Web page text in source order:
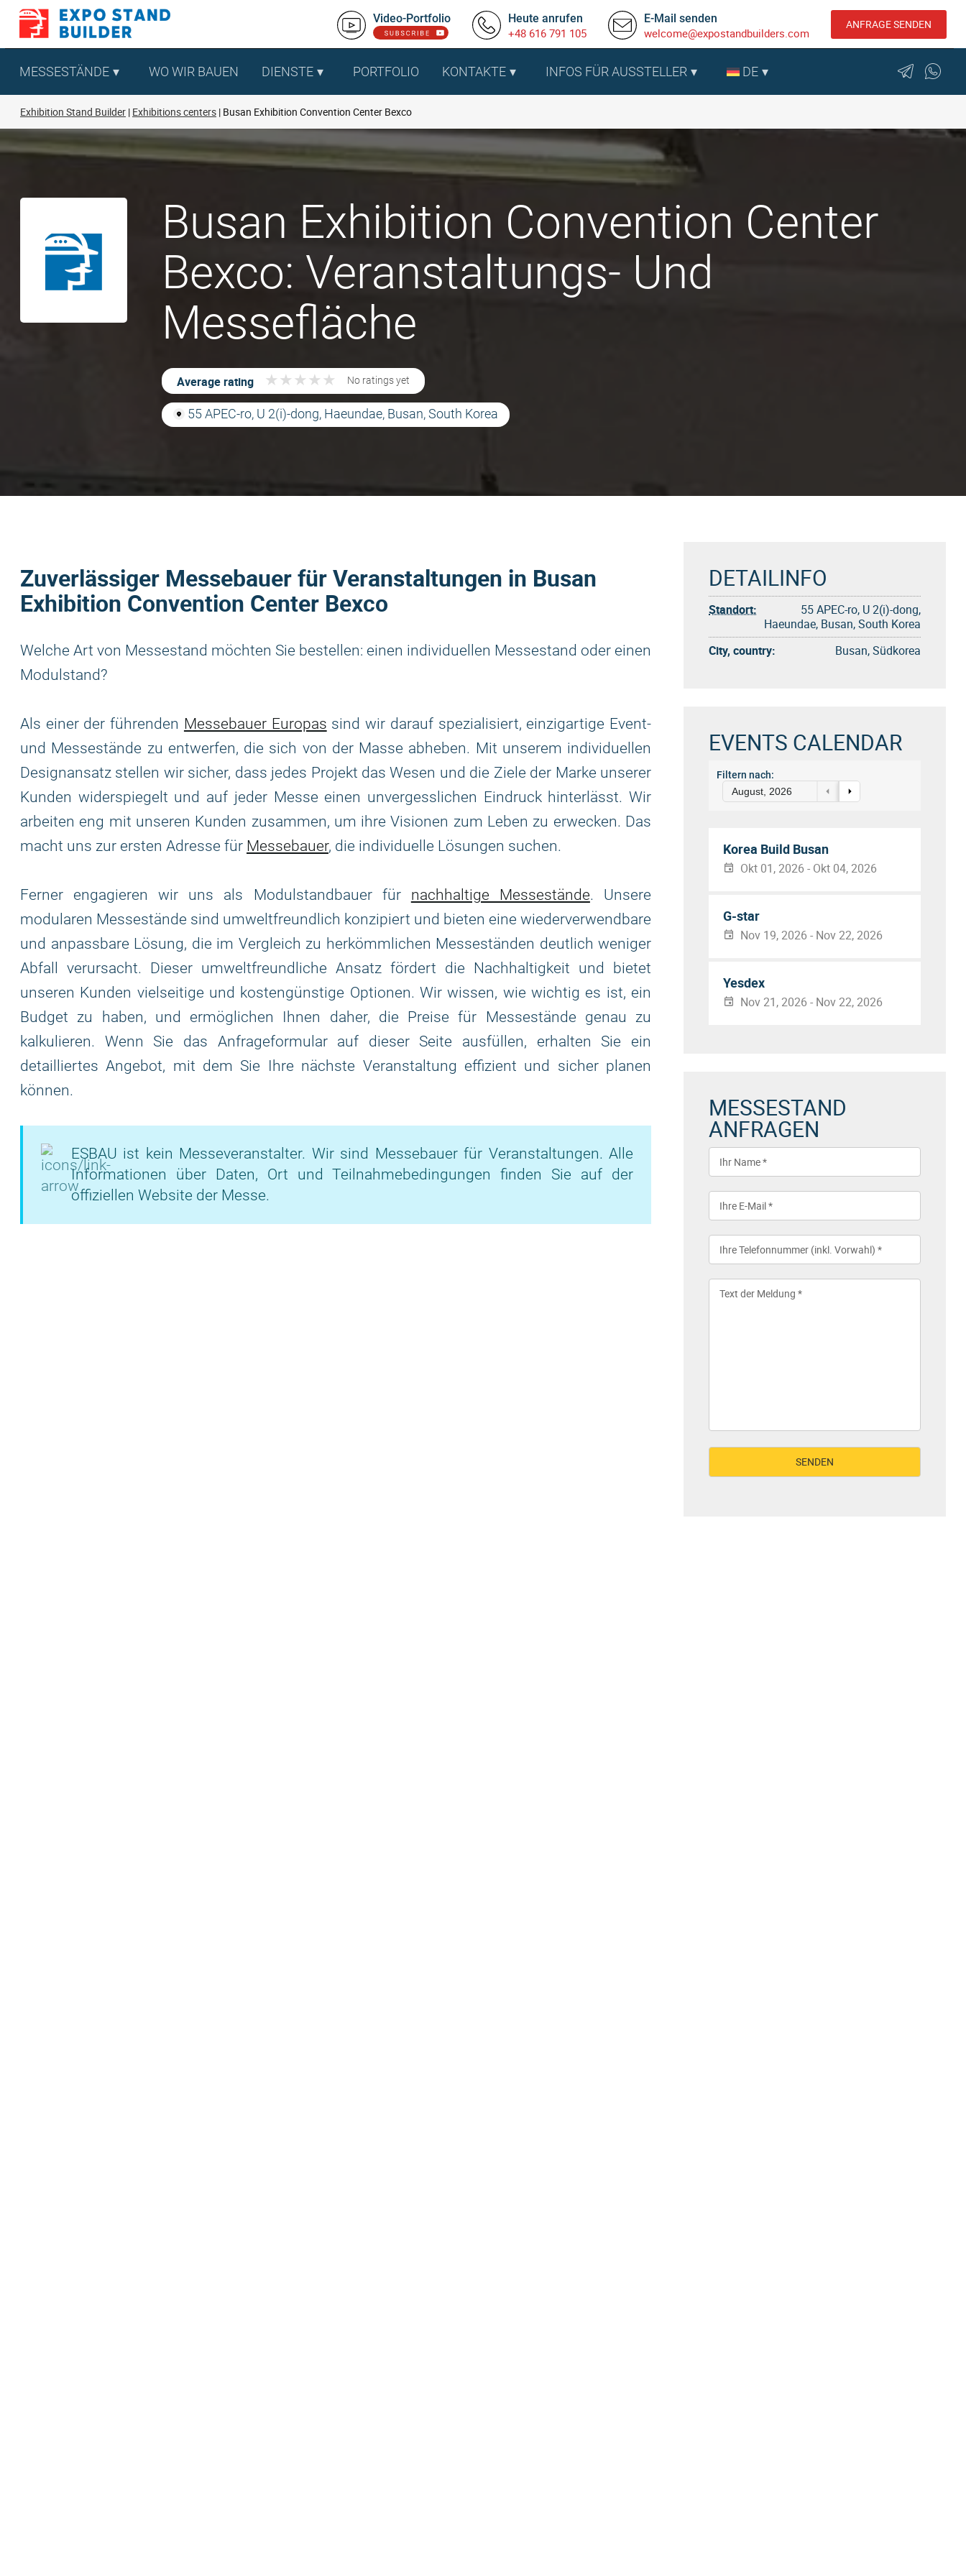
Zum
springen
Video-Portfolio Heute anrufen
+48 616 791 105
E-Mail senden
welcome@expostandbuilders.com
ANFRAGE SENDEN
MESSESTÄNDE WO WIR BAUEN DIENSTE PORTFOLIO KONTAKTE INFOS FÜR AUSSTELLER DE
Exhibition Stand Builder Exhibitions centers Busan Exhibition Convention Center Bexco
Busan Exhibition Convention Center
Bexco: Veranstaltungs- Und
Messefläche
Average rating ★ ★ ★ ★ ★
★ ★ ★ ★ ★ No ratings yet
55 APEC-ro, U 2(i)-dong, Haeundae, Busan, South Korea
Zuverlässiger Messebauer für Veranstaltungen in Busan
Exhibition Convention Center Bexco
Welche Art von Messestand möchten Sie bestellen: einen individuellen Messestand oder einen
Modulstand?
Als einer der führenden Messebauer Europas sind wir darauf spezialisiert, einzigartige Event-
und Messestände zu entwerfen, die sich von der Masse abheben. Mit unserem individuellen
Designansatz stellen wir sicher, dass jedes Projekt das Wesen und die Ziele der Marke unserer
Kunden widerspiegelt und auf jeder Messe einen unvergesslichen Eindruck hinterlässt. Wir
arbeiten eng mit unseren Kunden zusammen, um ihre Visionen zum Leben zu erwecken. Das
macht uns zur ersten Adresse für Messebauer, die individuelle Lösungen suchen.
Ferner engagieren wir uns als Modulstandbauer für nachhaltige Messestände. Unsere
modularen Messestände sind umweltfreundlich konzipiert und bieten eine wiederverwendbare
und anpassbare Lösung, die im Vergleich zu herkömmlichen Messeständen deutlich weniger
Abfall verursacht. Dieser umweltfreundliche Ansatz fördert die Nachhaltigkeit und bietet
unseren Kunden vielseitige und kostengünstige Optionen. Wir wissen, wie wichtig es ist, ein
Budget zu haben, und ermöglichen Ihnen daher, die Preise für Messestände genau zu
kalkulieren. Wenn Sie das Anfrageformular auf dieser Seite ausfüllen, erhalten Sie ein
detailliertes Angebot, mit dem Sie Ihre nächste Veranstaltung effizient und sicher planen
können.
ESBAU ist kein Messeveranstalter. Wir sind Messebauer für Veranstaltungen. Alle
Informationen über Daten, Ort und Teilnahmebedingungen finden Sie auf der
offiziellen Website der Messe.
DETAILINFO
Standort:
55 APEC-ro, U 2(i)-dong,
Haeundae, Busan, South Korea
City, country:
Busan, Südkorea
EVENTS CALENDAR
Filtern nach:
August, 2026
Korea Build Busan
Okt 01, 2026 - Okt 04, 2026
G-star
Nov 19, 2026 - Nov 22, 2026
Yesdex
Nov 21, 2026 - Nov 22, 2026
MESSESTAND
ANFRAGEN